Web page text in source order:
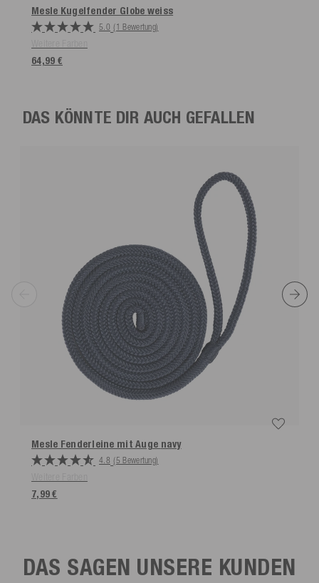
Mesle Kugelfender Globe weiss
5.0 (1 Bewertung)
64,99 €
DAS KÖNNTE DIR AUCH GEFALLEN
Mesle Fenderleine mit Auge navy
4.8 (5 Bewertung)
7,99 €
DAS SAGEN UNSERE KUNDEN